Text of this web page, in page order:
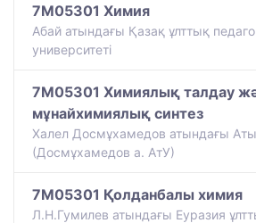
7M05301 Химия
Абай атындағы Қазақ ұлттық
университеті
7M05301 Химиялық талдау
мұнайхимиялық синтез
Халел Досмұхамедов атындағы
(Досмұхамедов а. АтУ)
7M05301 Қолданбалы химия
Л.Н.Гумилев атындағы Еуразия